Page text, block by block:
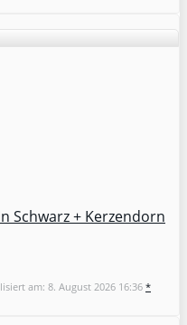
Schwarz + Kerzendorn
am: 8. August 2026 16:36 *